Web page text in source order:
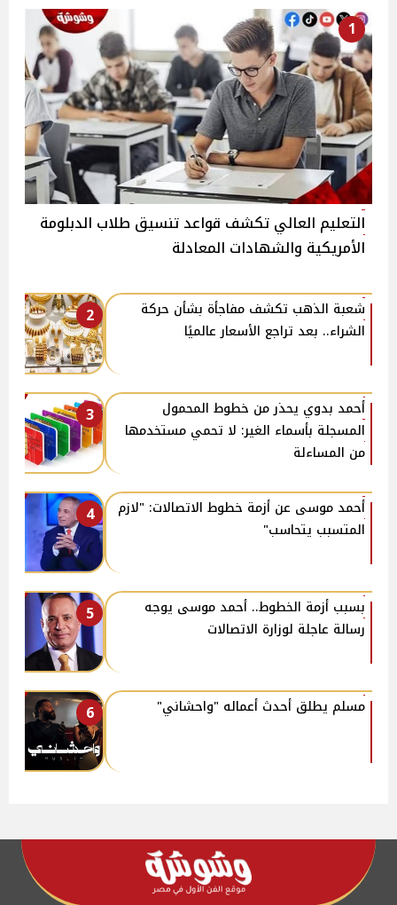
1
التعليم العالي تكشف قواعد تنسيق طلاب الدبلومة
الأمريكية والشهادات المعادلة
2
شعبة الذهب تكشف مفاجأة بشأن حركة
الشراء.. بعد تراجع الأسعار عالميًا
3
أحمد بدوي يحذر من خطوط المحمول
المسجلة بأسماء الغير: لا تحمي مستخدمها
من المساءلة
4
أحمد موسى عن أزمة خطوط الاتصالات: "لازم
المتسبب يتحاسب"
5
بسبب أزمة الخطوط.. أحمد موسى يوجه
رسالة عاجلة لوزارة الاتصالات
6 مسلم يطلق أحدث أعماله "واحشاني"